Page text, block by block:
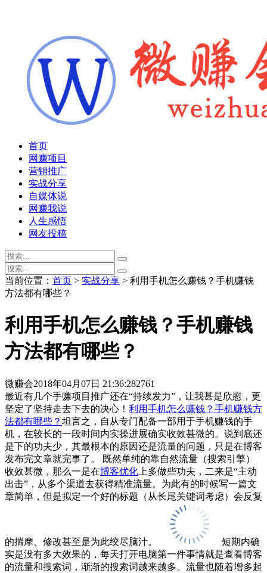
首页
网赚项目
营销推广
实战分享
自媒体说
网赚我说
人生感悟
网友投稿
当前位置： 首页 > 实战分享 > 利用手机怎么赚钱？手机赚钱
方法都有哪些？
利用手机怎么赚钱？手机赚钱
方法都有哪些？
微赚会2018年04月07日 21:36:282761
最近有几个手赚项目推广还在“持续发力”，让我甚是欣慰，更
坚定了坚持走去下去的决心！ 利用手机怎么赚钱？ 手机赚钱方
法都有哪些？ 坦言之，自从专门配备一部用于手机赚钱的手
机，在较长的一段时间内实操进展确实收效甚微的。说到底还
是下的功夫少，其最根本的原因还是流量的问题，只是在博客
发布完文章就完事了。 既然单纯的靠自然流量（搜索引擎）
收效甚微，那么一是在博客优化 上多做些功夫，二来是“主动
出击”，从多个渠道去获得精准流量。为此有的时候写一篇文
章简单，但是拟定一个好的标题（从长尾关键词考虑）会反复
的揣摩、修改甚至是为此绞尽脑汁。
短期内确
实是没有多大效果的，每天打开电脑第一件事情就是查看博客
的流量和搜索词，渐渐的搜索词越来越多。流量也随着增多起